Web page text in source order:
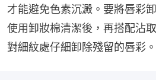
才能避免色素沉澱。要將唇彩
使用卸妝棉清潔後，再搭配沾
對細紋處仔細卸除殘留的唇彩。